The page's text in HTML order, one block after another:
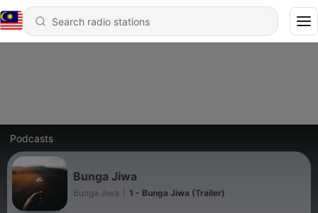
Podcasts
Bunga Jiwa
Bunga Jiwa 1 - Bunga Jiwa (Trailer)